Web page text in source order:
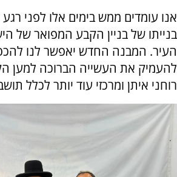
אנו עומדים ממש בימים אלו לפני
בנייתו של בניין הקבע המפואר של
העיר. המבנה החדש יאפשר לנו
להעמיק את העשייה הברוכה למען
רוחני איתן ומרכזי עוד יותר לכלל